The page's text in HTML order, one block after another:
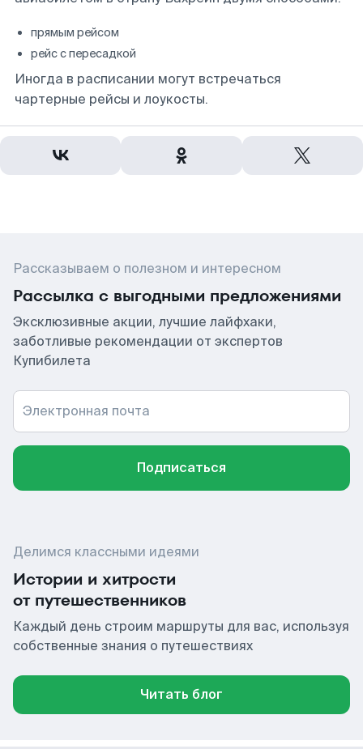
прямым рейсом
рейс с пересадкой
Иногда в расписании могут встречаться
чартерные рейсы и лоукосты.
Рассказываем о полезном и интересном
Рассылка с выгодными предложениями
Эксклюзивные акции, лучшие лайфхаки,
заботливые рекомендации от экспертов
Купибилета
Электронная почта
Подписаться
Делимся классными идеями
Истории и хитрости
от путешественников
Каждый день строим маршруты для вас, используя
собственные знания о путешествиях
Читать блог